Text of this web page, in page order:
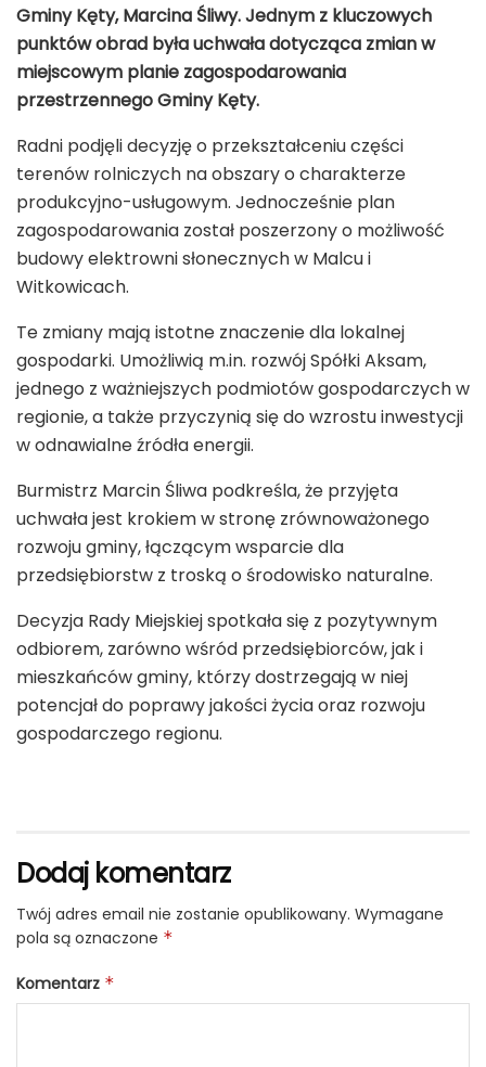
Gminy Kęty, Marcina Śliwy. Jednym z kluczowych
punktów obrad była uchwała dotycząca zmian w
miejscowym planie zagospodarowania
przestrzennego Gminy Kęty.
Radni podjęli decyzję o przekształceniu części
terenów rolniczych na obszary o charakterze
produkcyjno-usługowym. Jednocześnie plan
zagospodarowania został poszerzony o możliwość
budowy elektrowni słonecznych w Malcu i
Witkowicach.
Te zmiany mają istotne znaczenie dla lokalnej
gospodarki. Umożliwią m.in. rozwój Spółki Aksam,
jednego z ważniejszych podmiotów gospodarczych w
regionie, a także przyczynią się do wzrostu inwestycji
w odnawialne źródła energii.
Burmistrz Marcin Śliwa podkreśla, że przyjęta
uchwała jest krokiem w stronę zrównoważonego
rozwoju gminy, łączącym wsparcie dla
przedsiębiorstw z troską o środowisko naturalne.
Decyzja Rady Miejskiej spotkała się z pozytywnym
odbiorem, zarówno wśród przedsiębiorców, jak i
mieszkańców gminy, którzy dostrzegają w niej
potencjał do poprawy jakości życia oraz rozwoju
gospodarczego regionu.
Dodaj komentarz
Twój adres email nie zostanie opublikowany. Wymagane
pola są oznaczone *
Komentarz *